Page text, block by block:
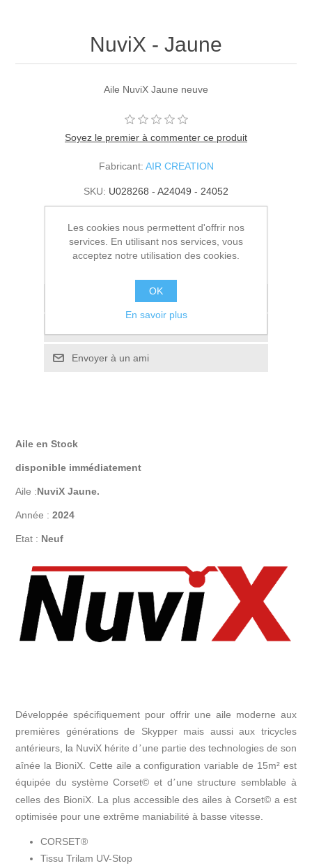
NuviX - Jaune
Aile NuviX Jaune neuve
Soyez le premier à commenter ce produit
Fabricant: AIR CREATION
SKU: U028268 - A24049 - 24052
AJOUTER AU PANIER
Ajouter à la liste de souhait
Envoyer à un ami
Aile en Stock
disponible immédiatement
Aile :NuviX Jaune.
Année : 2024
Etat : Neuf
Développée spécifiquement pour offrir une aile moderne aux
premières générations de Skypper mais aussi aux tricycles
antérieurs, la NuviX hérite d ’une partie des technologies de son
aînée la BioniX. Cette aile a configuration variable de 15m² est
équipée du système Corset© et d’une structure semblable à
celles des BioniX. La plus accessible des ailes à Corset© a est
optimisée pour une extrême maniabilité à basse vitesse.
CORSET®
Tissu Trilam UV-Stop
Les cookies nous permettent d'offrir nos
services. En utilisant nos services, vous
acceptez notre utilisation des cookies.
OK
En savoir plus